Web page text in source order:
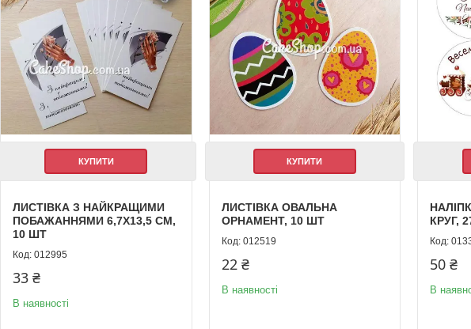
КУПИТИ
ЛИСТІВКА З НАЙКРАЩИМИ
ПОБАЖАННЯМИ 6,7Х13,5 СМ,
10 ШТ
012995
33 ₴
В наявності
КУПИТИ
ЛИСТІВКА ОВАЛЬНА
ОРНАМЕНТ, 10 ШТ
012519
22 ₴
В наявності
КРУГ,
50 ₴
В